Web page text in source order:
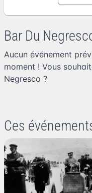
Bar Du
Aucun événement
moment ! Vous
Negresco ?
Ces